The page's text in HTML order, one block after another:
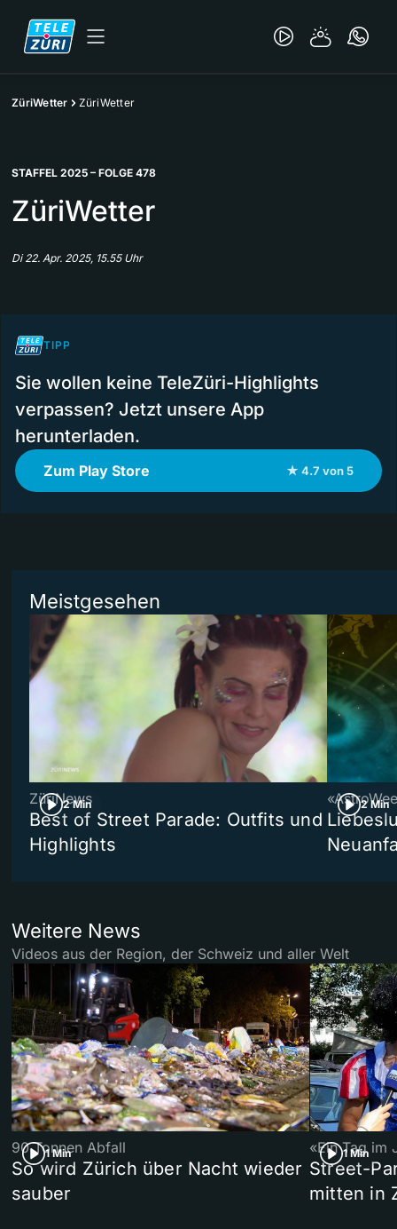
ZüriWetter ZüriWetter
STAFFEL 2025 – FOLGE 478
ZüriWetter
Di 22. Apr. 2025, 15.55 Uhr
TIPP
Sie wollen keine TeleZüri-Highlights
verpassen? Jetzt unsere App
herunterladen.
Zum Play Store ★ 4.7 von 5
Meistgesehen
2 Min
ZüriNews
Best of Street Parade: Outfits und
Highlights
2 Min
Weitere News
Videos aus der Region, der Schweiz und aller Welt
1 Min
90 Tonnen Abfall
So wird Zürich über Nacht wieder
sauber
1 Min
«Ein Tag im
Street-
mitten in